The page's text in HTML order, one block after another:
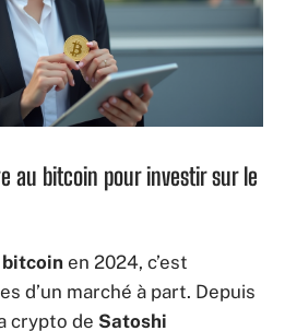
au bitcoin pour investir sur le
bitcoin en 2024, c’est
d’un marché à part. Depuis
crypto de Satoshi